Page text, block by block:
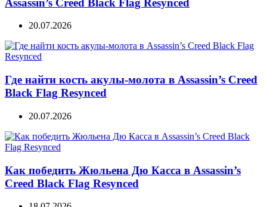
20.07.2026
Где найти кость акулы-молота в Assassin’s Creed
Black Flag Resynced
20.07.2026
Как победить Жюльена Дю Касса в Assassin’s
Creed Black Flag Resynced